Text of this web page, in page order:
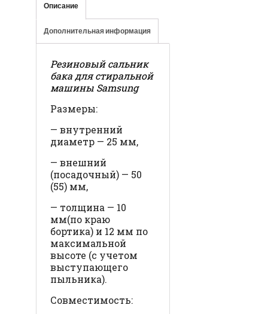
Описание
Дополнительная информация
Резиновый сальник
бака для стиральной
машины Samsung
Размеры:
— внутренний
диаметр — 25 мм,
— внешний
(посадочный) — 50
(55) мм,
— толщина — 10
мм(по краю
бортика) и 12 мм по
максимальной
высоте (с учетом
выступающего
пыльника).
Совместимость: